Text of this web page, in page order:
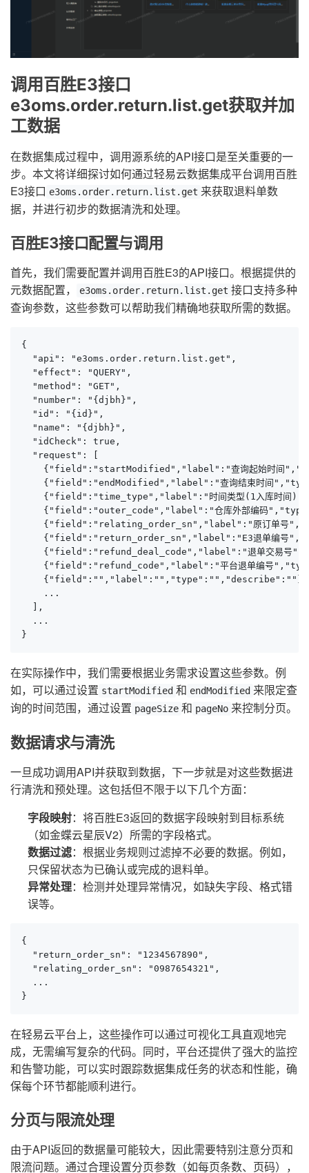
调用百胜E3接口
e3oms.order.return.list.get获取并加
工数据
在数据集成过程中，调用源系统的API接口是至关重要的一
步。本文将详细探讨如何通过轻易云数据集成平台调用百胜
E3接口 e3oms.order.return.list.get 来获取退料单数
据，并进行初步的数据清洗和处理。
百胜E3接口配置与调用
首先，我们需要配置并调用百胜E3的API接口。根据提供的
元数据配置，
e3oms.order.return.list.get 接口支持多种
查询参数，这些参数可以帮助我们精确地获取所需的数据。
{
  "api": "e3oms.order.return.list.get",
  "effect": "QUERY",
  "method": "GET",
  "number": "{djbh}",
  "id": "{id}",
  "name": "{djbh}",
  "idCheck": true,
  "request": [
{"field":"startModified","label":"查询起始时间
{"field":"endModified","label":"查询结束时间
{"field":"time_type","label":"时间类型(1入库时间),
{"field":"outer_code","label":"仓库外部编码
{"field":"relating_order_sn","label":"原订单号
{"field":"return_order_sn","label":"E3退单编号
{"field":"refund_deal_code","label":"退单交易号
{"field":"refund_code","label":"平台退单编号
    {"field":"","label":"","type":"","describe":""},
    ...
  ],
  ...
}
在实际操作中，我们需要根据业务需求设置这些参数。例
如，可以通过设置 startModified 和 endModified 来限定查
询的时间范围，通过设置 pageSize 和 pageNo 来控制分页。
数据请求与清洗
一旦成功调用API并获取到数据，下一步就是对这些数据进
行清洗和预处理。这包括但不限于以下几个方面：
字段映射：将百胜E3返回的数据字段映射到目标系统
（如金蝶云星辰V2）所需的字段格式。
数据过滤：根据业务规则过滤掉不必要的数据。例如，
只保留状态为已确认或完成的退料单。
异常处理：检测并处理异常情况，如缺失字段、格式错
误等。
{
  "return_order_sn": "1234567890",
  "relating_order_sn": "0987654321",
  ...
}
在轻易云平台上，这些操作可以通过可视化工具直观地完
成，无需编写复杂的代码。同时，平台还提供了强大的监控
和告警功能，可以实时跟踪数据集成任务的状态和性能，确
保每个环节都能顺利进行。
分页与限流处理
由于API返回的数据量可能较大，因此需要特别注意分页和
限流问题。通过合理设置分页参数（如每页条数、页码），